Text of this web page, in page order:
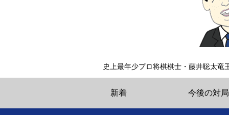
史上最年少プロ将棋棋士・藤井聡太
新着 今後の対局